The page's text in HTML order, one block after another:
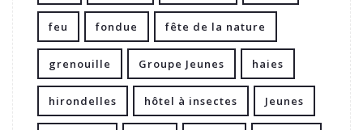
feu fondue fête de la nature
grenouille Groupe Jeunes haies
hirondelles hôtel à insectes Jeunes